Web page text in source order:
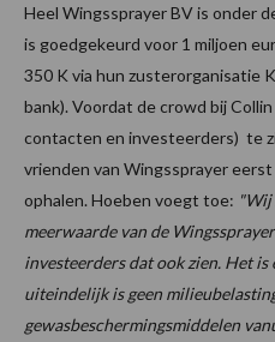
Heel Wingssprayer BV is onder
is goedgekeurd voor 1 miljoen
350 K via hun zusterorganisatie
bank). Voordat de crowd bij
contacten en investeerders) te
vrienden van Wingssprayer eerst
ophalen. Hoeben voegt toe: "Wij
meerwaarde van de
investeerders dat ook zien. Het
uiteindelijk is geen
gewasbeschermingsmiddelen